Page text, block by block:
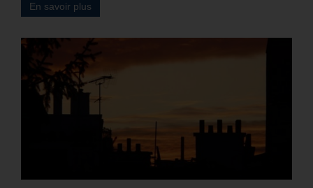
En savoir plus